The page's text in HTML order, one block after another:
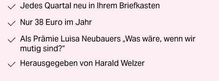
Jedes Quartal neu in Ihrem Briefkasten
Nur 38 Euro im Jahr
Als Prämie Luisa Neubauers „Was wäre, wenn wir
mutig sind?“
Herausgegeben von Harald Welzer